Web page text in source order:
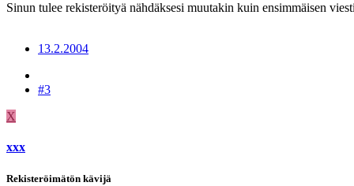
Sinun tulee rekisteröityä nähdäksesi muutakin kuin ensimmäisen
13.2.2004
#3
X
xxx
Rekisteröimätön kävijä